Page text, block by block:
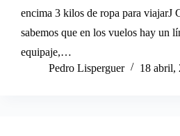
encima 3 kilos de ropa para viajarJ
sabemos que en los vuelos hay un
equipaje,…
Pedro Lisperguer
18 abril,